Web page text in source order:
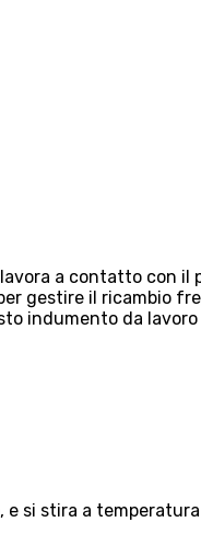
a contatto con il
gestire il ricambio
indumento da
e si stira a